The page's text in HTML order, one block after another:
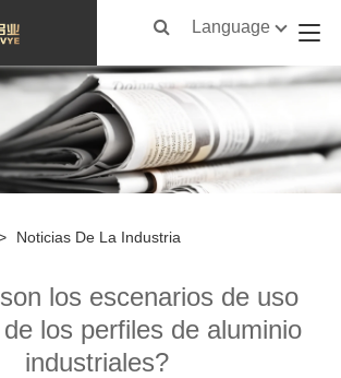
Language
Noticias De La Industria
los escenarios de uso
los perfiles de aluminio
industriales?